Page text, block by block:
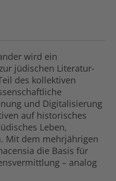
wird ein
jüdischen Literatur-
des kollektiven
und Digitalisierung
auf historisches
Leben,
Mit dem mehrjährigen
die Basis für
– analog